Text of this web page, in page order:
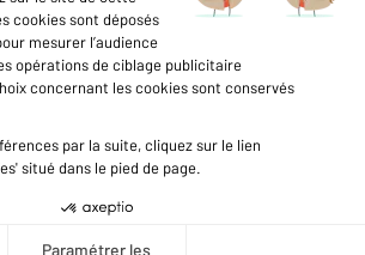
Données personnelles